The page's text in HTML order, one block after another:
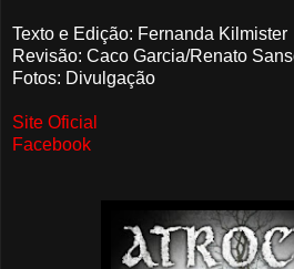
Texto e Edição: Fernanda Kilmister
Revisão: Caco Garcia/Renato
Fotos: Divulgação
Site Oficial
Facebook